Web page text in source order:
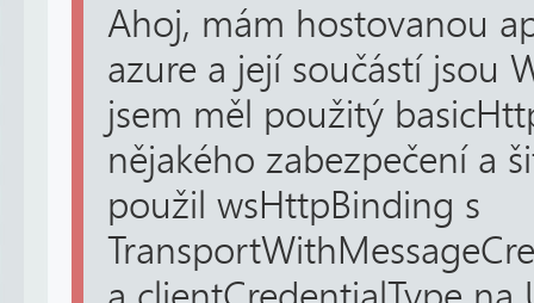
Ahoj, mám hostovanou
azure a její součástí jsou
jsem měl použitý
nějakého zabezpečení a
použil wsHttpBinding s